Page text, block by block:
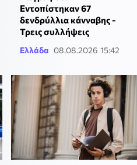
Εντοπίστηκαν 67
δενδρύλλια κάνναβης -
Τρεις συλλήψεις
Ελλάδα 08.08.2026 15:42